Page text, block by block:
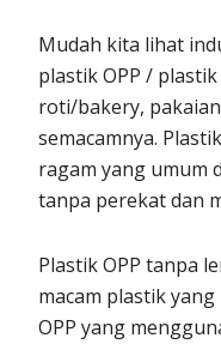
Mudah kita lihat
plastik OPP /
roti/bakery,
semacamnya.
ragam yang umum
tanpa perekat dan
Plastik OPP tanpa
macam plastik
OPP yang